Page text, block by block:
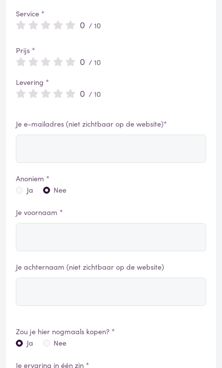
Service *
0 / 10
Prijs *
0 / 10
Levering *
0 / 10
Je e-mailadres (niet zichtbaar op de website)*
Anoniem *
Ja
Nee
Je voornaam *
Je achternaam (niet zichtbaar op de website)
Zou je hier nogmaals kopen? *
Ja
Nee
Je ervaring in één zin *